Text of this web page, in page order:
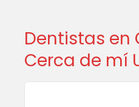
Dentistas en
Cerca de mí